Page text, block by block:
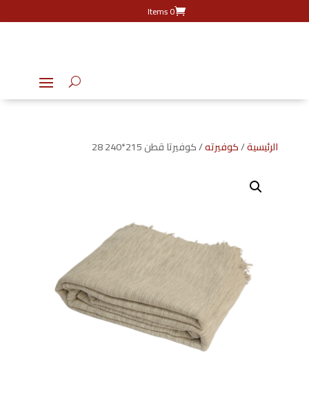
0 Items
الرئيسية/كوفيرته/ كوفيرتا قطن 215*240 28